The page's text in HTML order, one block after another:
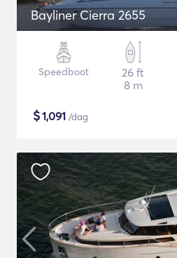
Bayliner Cierra 2655
Speedboot
26 ft
8 m
$1,091 /dag